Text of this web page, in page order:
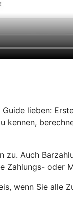
lieben:
kennen,
Auch
Zahlungs- oder
wenn Sie alle